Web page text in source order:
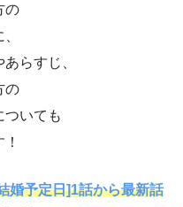
の
らすじ、
の
ついても
婚予定日]1話から最新話